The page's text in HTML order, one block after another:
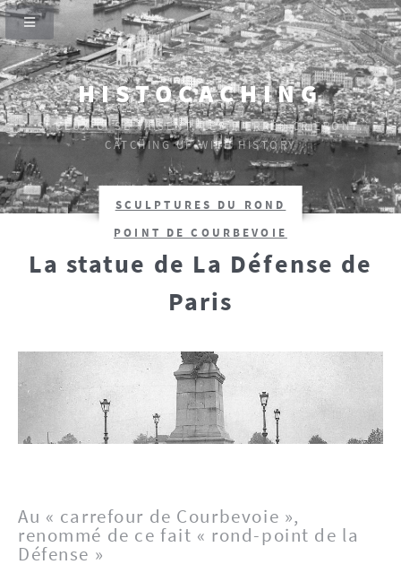
HISTOCACHING
SI CEUX-CI SE TAISENT, LES PIERRES CRIERONT.
CATCHING UP WITH HISTORY
SCULPTURES DU ROND
POINT DE COURBEVOIE
La statue de La Défense de
Paris
Au « carrefour de Courbevoie »,
renommé de ce fait « rond-point de la
Défense »